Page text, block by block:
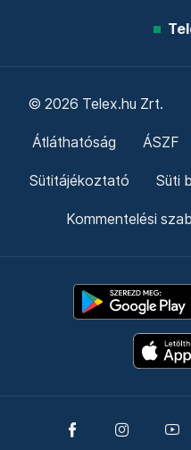
© 2026 Telex.hu Zrt.
Átláthatóság ÁSZF
Sütitájékoztató Süti
Kommentelési